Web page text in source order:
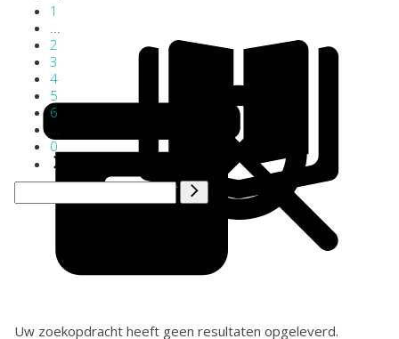
1
2
3
4
5
6
0
Uw zoekopdracht heeft geen resultaten opgeleverd.